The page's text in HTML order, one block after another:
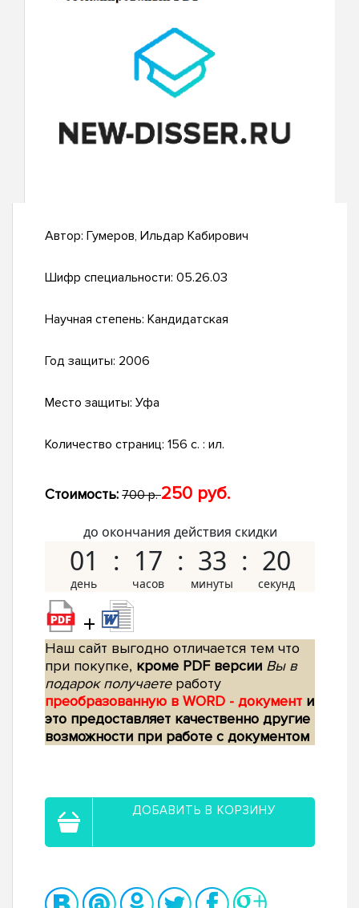
Автор: Гумеров, Ильдар Кабирович
Шифр специальности: 05.26.03
Научная степень: Кандидатская
Год защиты: 2006
Место защиты: Уфа
Количество страниц: 156 с. : ил.
Стоимость: 700 р.250 руб.
до окончания действия скидки
01 17 33 19
+
Наш сайт выгодно отличается тем что
при покупке, кроме PDF версии Вы в
подарок получаетеработу
преобразованную в WORD - документ и
это предоставляет качественно другие
возможности при работе с документом
ДОБАВИТЬ В КОРЗИНУ